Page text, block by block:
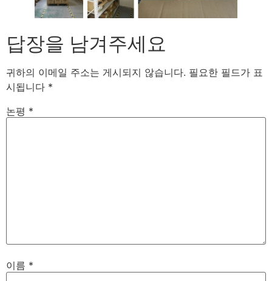
답장을 남겨주세요
귀하의 이메일 주소는 게시되지 않습니다. 필요한 필드가 표
시됩니다 *
논평 *
이름 *